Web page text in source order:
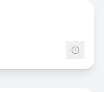
8